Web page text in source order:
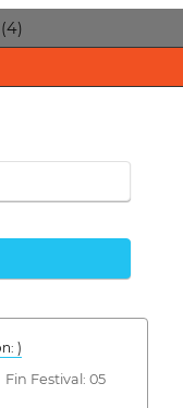
)
Festival: 05